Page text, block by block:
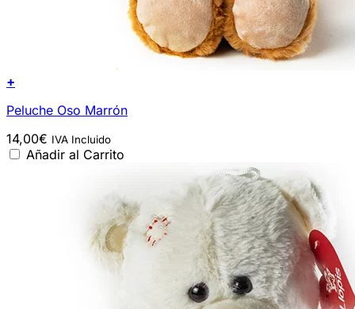
+
Peluche Oso Marrón
14,00€ IVA Incluido
Añadir al Carrito